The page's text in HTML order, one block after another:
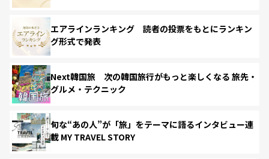
エアラインランキング 読者の投票をもとにランキン
グ形式で発表
Next韓国旅 次の韓国旅行がもっと楽しくなる 旅先・
グルメ・テクニック
旬な“あの人”が「旅」をテーマに語るインタビュー連
載 MY TRAVEL STORY